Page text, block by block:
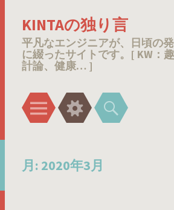
KINTAの独り言
平凡なエンジニアが、日頃の
に綴ったサイトです。[ KW：
計論、健康… ]
メ
ニ
ウ
ィ
ッ
検
索
月: 2020年3月